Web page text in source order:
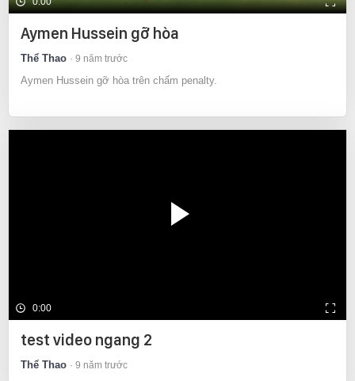
Aymen Hussein gỡ hòa
Thể Thao 9 năm trước
Aymen Hussein gỡ hòa trên chấm penalty.
0:00
test video ngang 2
Thể Thao 9 năm trước